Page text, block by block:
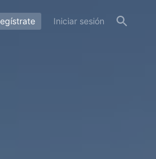
Iniciar sesión